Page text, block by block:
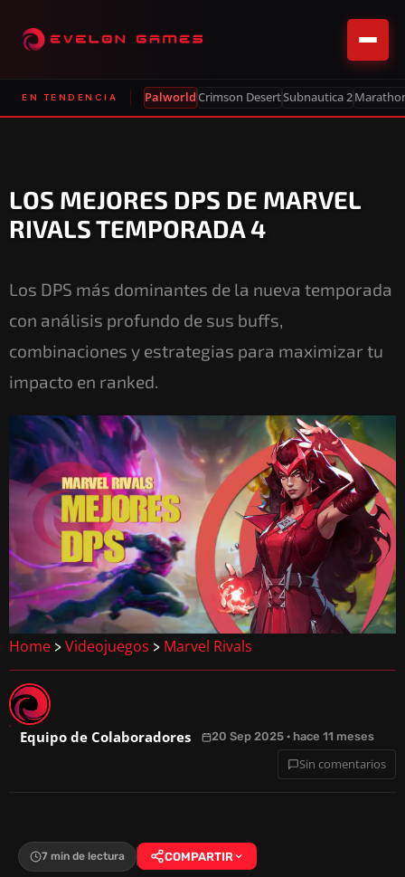
EN TENDENCIA PalworldCrimson DesertSubnautica 2
LOS MEJORES DPS DE MARVEL
RIVALS TEMPORADA 4
Los DPS más dominantes de la nueva temporada
con análisis profundo de sus buffs,
combinaciones y estrategias para maximizar tu
impacto en ranked.
Home > Videojuegos > Marvel Rivals
Equipo de Colaboradores 20 Sep 2025 · hace 11 meses
Sin comentarios
7 min de lectura COMPARTIR